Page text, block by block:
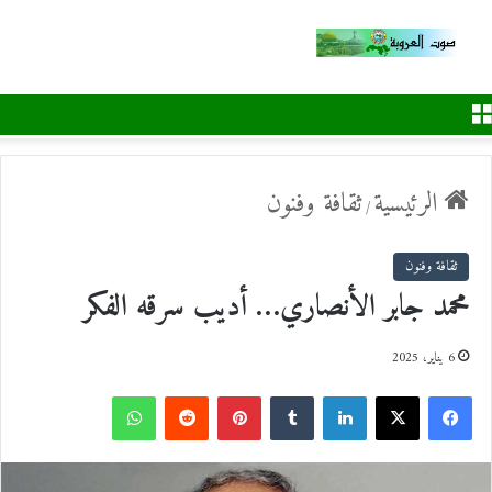
الرئيسية/ثقافة وفنون
ثقافة وفنون
محمد جابر الأنصاري… أديب سرقه الفكر
6 يناير، 2025
ي
X
ي
T
ي
R
ا